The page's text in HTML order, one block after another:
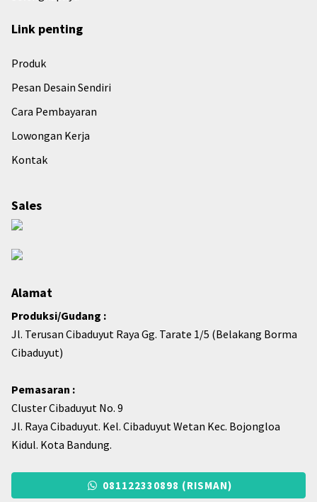
Link penting
Produk
Pesan Desain Sendiri
Cara Pembayaran
Lowongan Kerja
Kontak
Sales
Alamat
Produksi/Gudang :
Jl. Terusan Cibaduyut Raya Gg. Tarate 1/5 (Belakang Borma
Cibaduyut)
Pemasaran :
Cluster Cibaduyut No. 9
Jl. Raya Cibaduyut. Kel. Cibaduyut Wetan Kec. Bojongloa
Kidul. Kota Bandung.
081122330898 (RISMAN)